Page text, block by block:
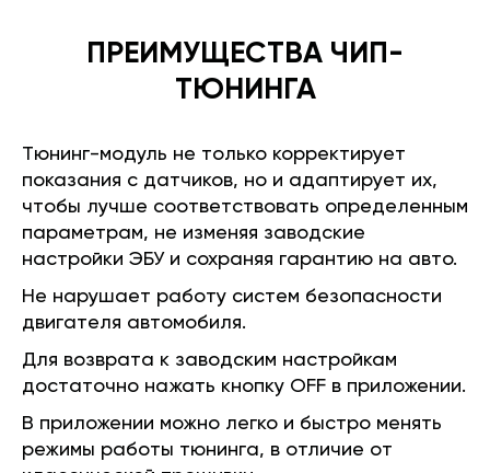
ПРЕИМУЩЕСТВА ЧИП-
ТЮНИНГА
Тюнинг-модуль не только корректирует
показания с датчиков, но и адаптирует их,
чтобы лучше соответствовать определенным
параметрам, не изменяя заводские
настройки ЭБУ и сохраняя гарантию на авто.
Не нарушает работу систем безопасности
двигателя автомобиля.
Для возврата к заводским настройкам
достаточно нажать кнопку OFF в приложении.
В приложении можно легко и быстро менять
режимы работы тюнинга, в отличие от